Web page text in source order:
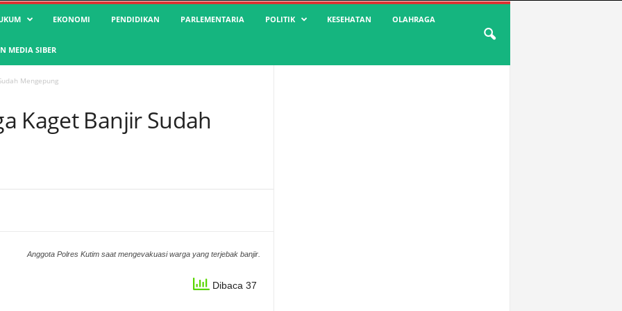
EKONOMI PENDIDIKAN PARLEMENTARIA POLITIK KESEHATAN OLAHRAGA
MEDIA SIBER
Mengepung
Kaget Banjir Sudah
Anggota Polres Kutim saat mengevakuasi warga yang terjebak banjir.
Dibaca 37